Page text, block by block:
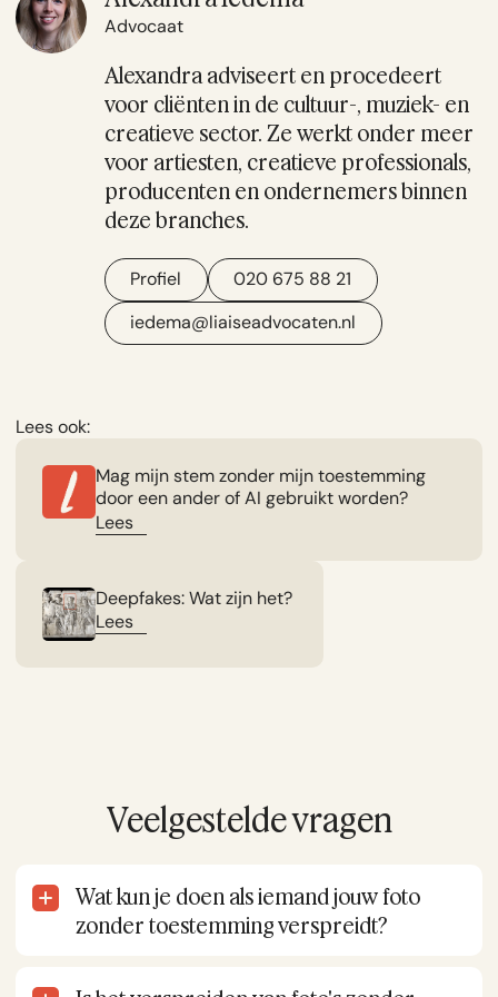
Advocaat
Alexandra adviseert en procedeert
voor cliënten in de cultuur-, muziek- en
creatieve sector. Ze werkt onder meer
voor artiesten, creatieve professionals,
producenten en ondernemers binnen
deze branches.
Profiel
020 675 88 21
iedema@liaiseadvocaten.nl
Lees ook:
Mag mijn stem zonder mijn toestemming
door een ander of AI gebruikt worden?
Lees
Deepfakes: Wat zijn het?
Lees
Veelgestelde vragen
Wat kun je doen als iemand jouw foto
zonder toestemming verspreidt?